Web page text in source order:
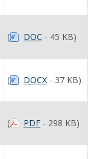
( DOC - 45 KB)
( DOCX - 37 KB)
( PDF - 298 KB)